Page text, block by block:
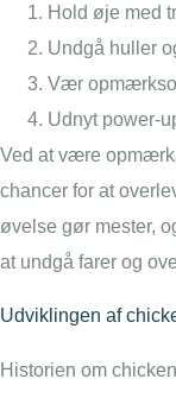
Hold øje med
Undgå huller
Vær
Udnyt power-
Ved at være
chancer for at
øvelse gør mester,
at undgå farer og
Udviklingen af
Historien om